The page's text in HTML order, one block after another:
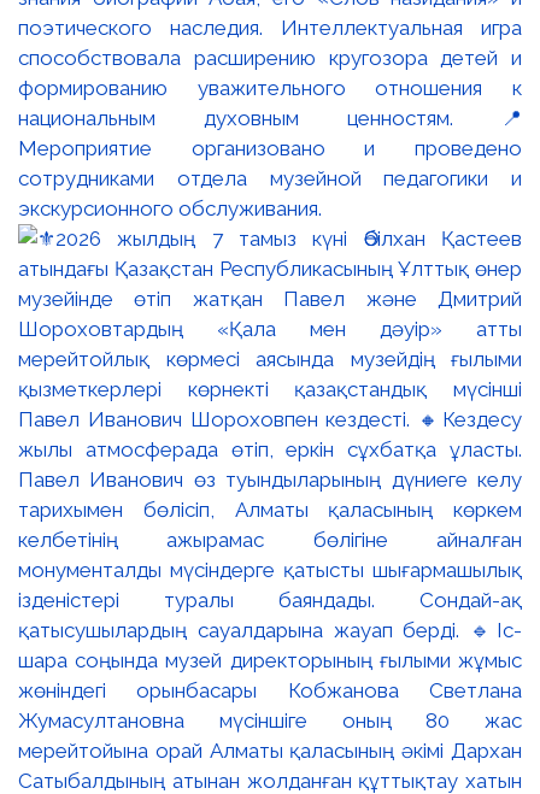
поэтического наследия. Интеллектуальная игра
способствовала расширению кругозора детей и
формированию уважительного отношения к
национальным духовным ценностям. 📍
Мероприятие организовано и проведено
сотрудниками отдела музейной педагогики и
экскурсионного обслуживания.